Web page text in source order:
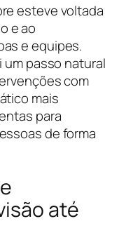
esteve voltada
e ao
e equipes.
um passo natural
com
mais
para
de forma
até